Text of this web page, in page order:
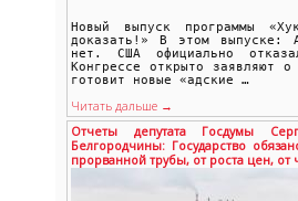
Новый выпуск программы
доказать!» В этом выпуске:
нет. США официально
Конгрессе открыто заявляют
готовит новые «адские …
Читать дальше →
Отчеты депутата Госдумы
Белгородчины: Государство
прорванной трубы, от роста цен,